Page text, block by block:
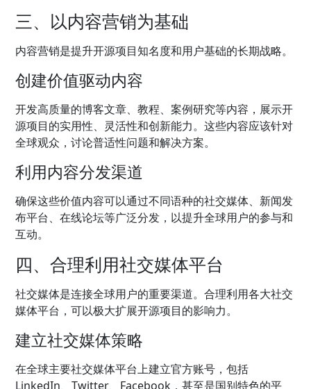
三、以内容营销为基础
内容营销是提升开源项目知名度和用户基础的长期战略。
创建价值驱动内容
开发高质量的博客文章、教程、案例研究等内容，展示开
源项目的实用性、灵活性和创新能力。这些内容应该针对
全球观众，讨论普适性问题和解决方案。
利用内容分发渠道
确保这些价值内容可以通过不同语种的社交媒体、新闻发
布平台、在线论坛等广泛分发，以提升全球用户的参与和
互动。
四、合理利用社交媒体平台
社交媒体是连接全球用户的重要渠道。合理利用各大社交
媒体平台，可以极大扩展开源项目的影响力。
建立社交媒体策略
在全球主要社交媒体平台上建立官方账号，包括
LinkedIn、Twitter、Facebook，甚至是国别特色的平